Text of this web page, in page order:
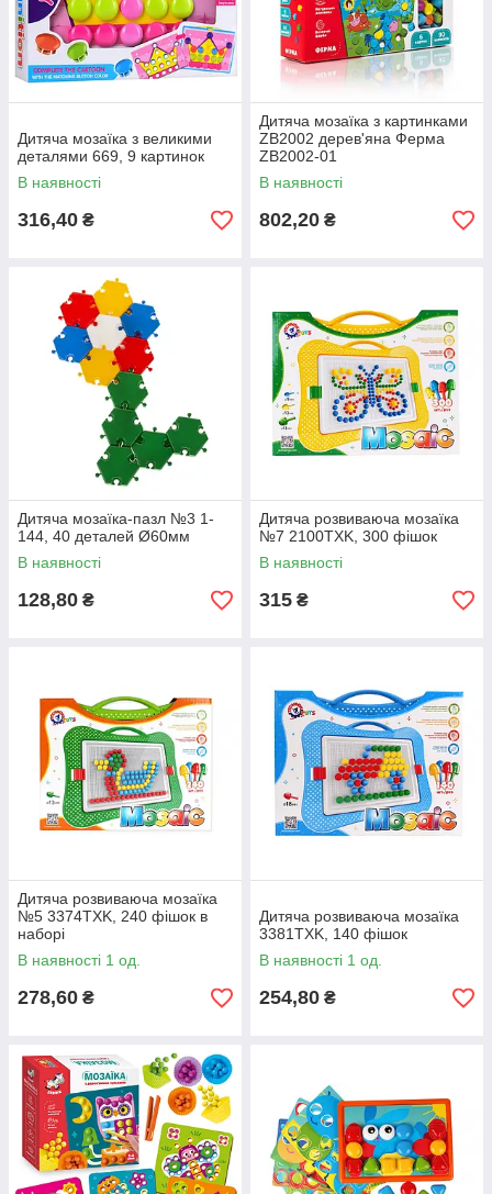
Дитяча мозаїка з великими
деталями 669, 9 картинок
В наявності
316,40 ₴
Дитяча мозаїка з картинками
ZB2002 дерев'яна Ферма
ZB2002-01
В наявності
802,20 ₴
Дитяча мозаїка-пазл №3 1-
144, 40 деталей Ø60мм
В наявності
128,80 ₴
Дитяча розвиваюча мозаїка
№7 2100TXK, 300 фішок
В наявності
315 ₴
Дитяча розвиваюча мозаїка
№5 3374TXK, 240 фішок в
наборі
В наявності 1 од.
278,60 ₴
Дитяча розвиваюча мозаїка
3381TXK, 140 фішок
В наявності 1 од.
254,80 ₴